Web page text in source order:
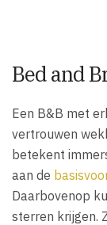
Bed and
Een B&B met
vertrouwen
betekent
aan de
Daarbovenop
sterren krijgen.